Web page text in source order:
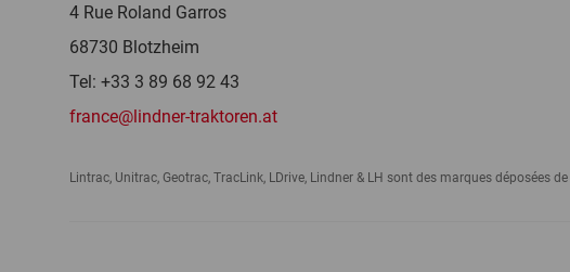
4 Rue Roland Garros
68730 Blotzheim
Tel: +33 3 89 68 92 43
france@lindner-traktoren.at
Lintrac, Unitrac, Geotrac, TracLink, LDrive, Lindner & LH sont des marques déposées